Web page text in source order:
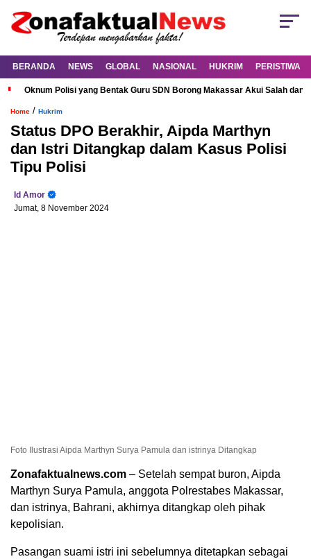
BERANDA NEWS GLOBAL NASIONAL HUKRIM PERISTIWA
Oknum Polisi yang Bentak Guru SDN Borong Makassar Akui Salah dan
Home / Hukrim
Status DPO Berakhir, Aipda Marthyn
dan Istri Ditangkap dalam Kasus Polisi
Tipu Polisi
Id Amor
Jumat, 8 November 2024
Foto Ilustrasi Aipda Marthyn Surya Pamula dan istrinya Ditangkap
Zonafaktualnews.com – Setelah sempat buron, Aipda
Marthyn Surya Pamula, anggota Polrestabes Makassar,
dan istrinya, Bahrani, akhirnya ditangkap oleh pihak
kepolisian.
Pasangan suami istri ini sebelumnya ditetapkan sebagai